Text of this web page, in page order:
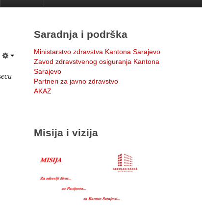
Saradnja i podrška
Ministarstvo zdravstva Kantona Sarajevo
Zavod zdravstvenog osiguranja Kantona
Sarajevo
Partneri za javno zdravstvo
AKAZ
Misija i vizija